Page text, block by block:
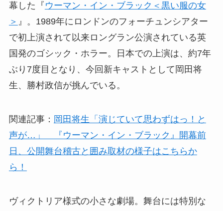
幕した『 ウーマン・イン・ブラック＜黒い服の女
＞ 』。1989年にロンドンのフォーチュンシアター
で初上演されて以来ロングラン公演されている英
国発のゴシック・ホラー。日本での上演は、約7年
ぶり7度目となり、今回新キャストとして岡田将
生、勝村政信が挑んでいる。
関連記事： 岡田将生「演じていて思わずはっ！と
声が…」 『ウーマン・イン・ブラック』開幕前
日、公開舞台稽古と囲み取材の様子はこちらか
ら！
ヴィクトリア様式の小さな劇場。舞台には特別な